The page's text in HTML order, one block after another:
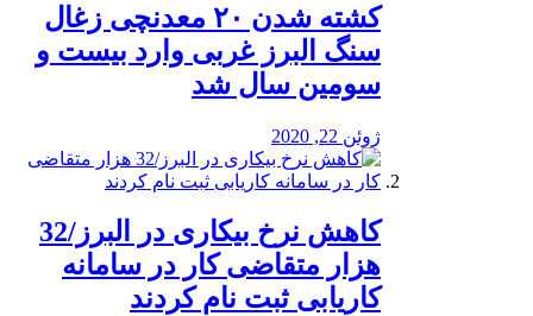
کشته شدن ۲۰ معدنچی زغال
سنگ البرز غربی وارد بیست و
سومین سال شد
ژوئن 22, 2020
کاهش نرخ بیکاری در البرز/32
هزار متقاضی کار در سامانه
کاریابی ثبت نام کردند